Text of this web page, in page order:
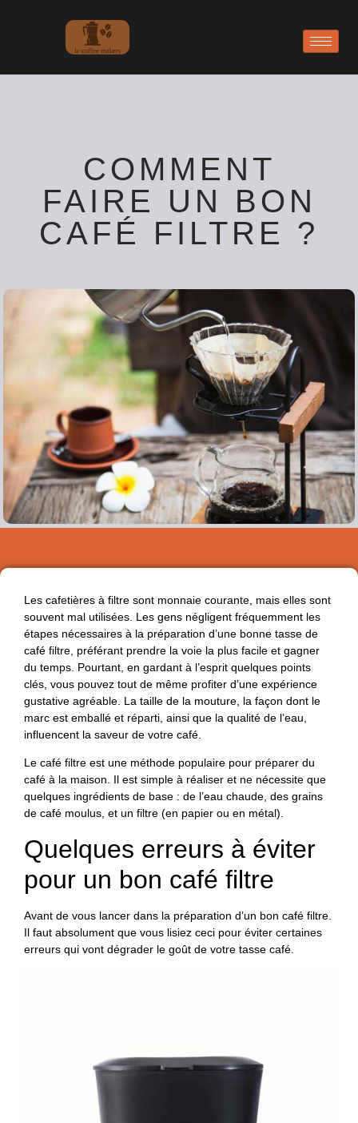
COMMENT
FAIRE UN BON
CAFÉ FILTRE ?
Les cafetières à filtre sont monnaie courante, mais elles sont
souvent mal utilisées. Les gens négligent fréquemment les
étapes nécessaires à la préparation d’une bonne tasse de
café filtre, préférant prendre la voie la plus facile et gagner
du temps. Pourtant, en gardant à l’esprit quelques points
clés, vous pouvez tout de même profiter d’une expérience
gustative agréable. La taille de la mouture, la façon dont le
marc est emballé et réparti, ainsi que la qualité de l’eau,
influencent la saveur de votre café.
Le café filtre est une méthode populaire pour préparer du
café à la maison. Il est simple à réaliser et ne nécessite que
quelques ingrédients de base : de l’eau chaude, des grains
de café moulus, et un filtre (en papier ou en métal).
Quelques erreurs à éviter
pour un bon café filtre
Avant de vous lancer dans la préparation d’un bon café filtre.
Il faut absolument que vous lisiez ceci pour éviter certaines
erreurs qui vont dégrader le goût de votre tasse café.